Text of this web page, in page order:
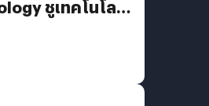
ชูเทคโนโลยี